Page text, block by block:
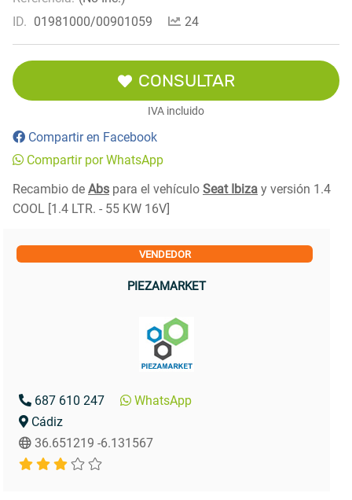
ID. 01981000/00901059 24
CONSULTAR
IVA incluido
Compartir en Facebook
Compartir por WhatsApp
Recambio de Abs para el vehículo Seat Ibiza y versión 1.4
COOL [1.4 LTR. - 55 KW 16V]
VENDEDOR
PIEZAMARKET
687 610 247
WhatsApp
Cádiz
36.651219 -6.131567